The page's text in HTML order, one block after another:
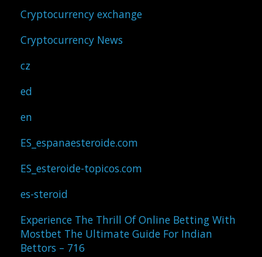
Cryptocurrency exchange
Cryptocurrency News
cz
ed
en
ES_espanaesteroide.com
ES_esteroide-topicos.com
es-steroid
Experience The Thrill Of Online Betting With
Mostbet The Ultimate Guide For Indian
Bettors – 716